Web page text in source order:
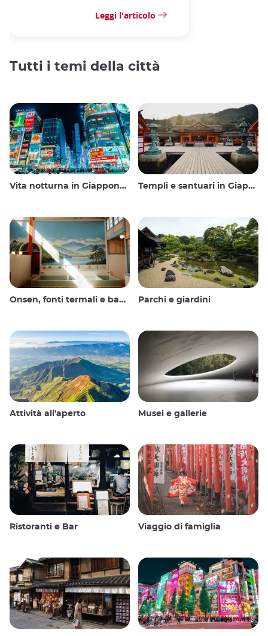
Leggi l'articolo
Tutti i temi della città
Vita notturna in Giappone: uscire, vedere e bere Templi e santuari in Giappone
Onsen, fonti termali e bagni pubblici Parchi e giardini
Attività all'aperto Musei e gallerie
Ristoranti e Bar Viaggio di famiglia